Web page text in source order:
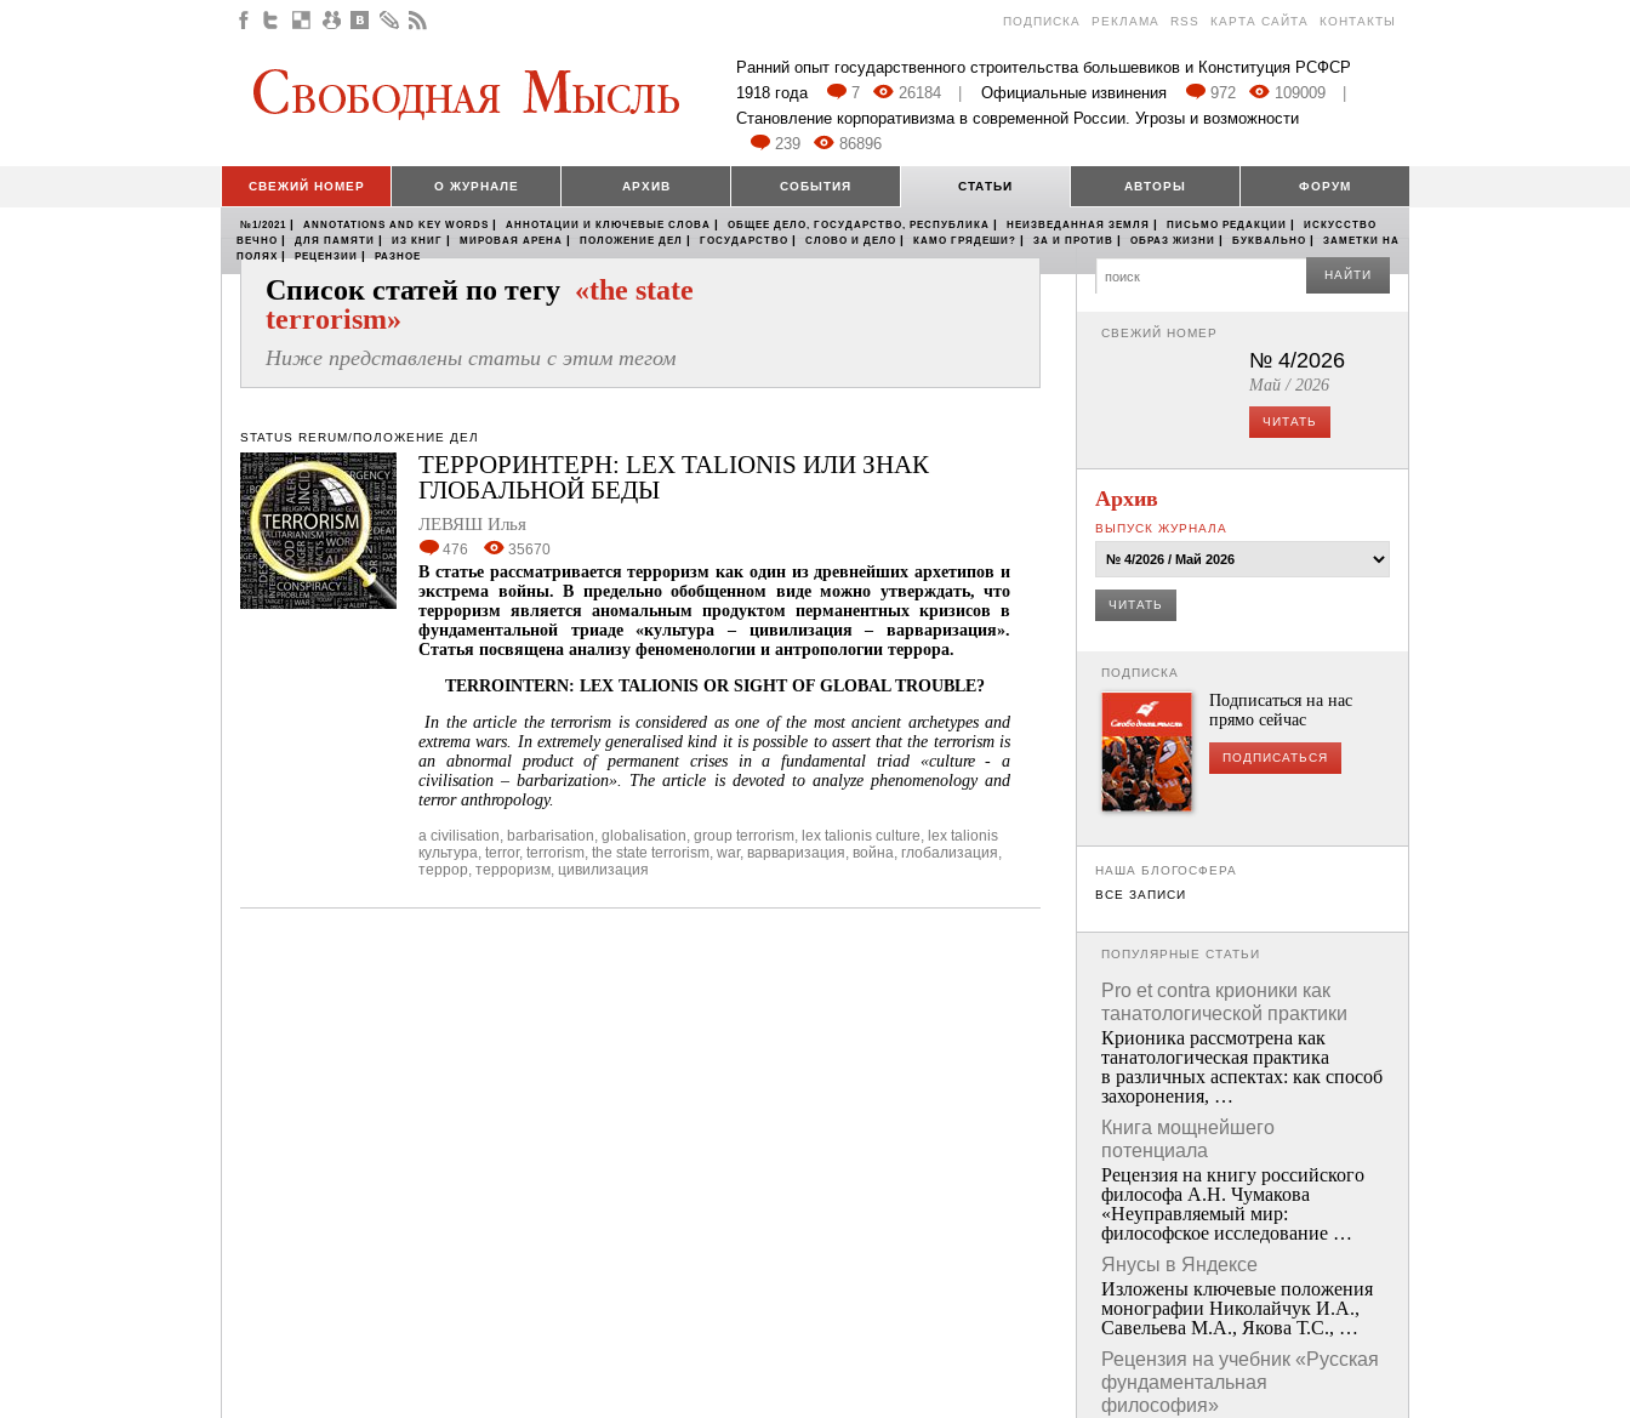
ПОДПИСКА РЕКЛАМА RSS КАРТА САЙТА КОНТАКТЫ
Ранний опыт государственного строительства большевиков и Конституция РСФСР
1918 года
7 26184 Официальные извинения 972 109009
Становление корпоративизма в современной России. Угрозы и возможности
239
86896
СВЕЖИЙ НОМЕР О ЖУРНАЛЕ АРХИВ СОБЫТИЯ СТАТЬИ АВТОРЫ ФОРУМ
№1/2021 | ANNOTATIONS AND KEY WORDS | АННОТАЦИИ И КЛЮЧЕВЫЕ СЛОВА | ОБЩЕЕ ДЕЛО, ГОСУДАРСТВО, РЕСПУБЛИКА | НЕИЗВЕДАННАЯ ЗЕМЛЯ | ПИСЬМО РЕДАКЦИИ |
ИСКУССТВО
ВЕЧНО | ДЛЯ ПАМЯТИ | ИЗ КНИГ | МИРОВАЯ АРЕНА | ПОЛОЖЕНИЕ ДЕЛ | ГОСУДАРСТВО | СЛОВО И ДЕЛО | КАМО ГРЯДЕШИ? | ЗА И ПРОТИВ | ОБРАЗ ЖИЗНИ | БУКВАЛЬНО |
ЗАМЕТКИ НА
ПОЛЯХ | РЕЦЕНЗИИ | РАЗНОЕ
Список статей по тегу «the state
terrorism»
Ниже представлены статьи с этим тегом
STATUS RERUM/ПОЛОЖЕНИЕ ДЕЛ
ТЕРРОРИНТЕРН: LEX TALIONIS ИЛИ ЗНАК
ГЛОБАЛЬНОЙ БЕДЫ
ЛЕВЯШ Илья
476 35670
В статье рассматривается терроризм как один из древнейших архетипов и
экстрема войны. В предельно обобщенном виде можно утверждать, что
терроризм является аномальным продуктом перманентных кризисов в
фундаментальной триаде «культура – цивилизация – варваризация».
Статья посвящена анализу феноменологии и антропологии террора.
TERROINTERN: LEX TALIONIS OR SIGHT OF GLOBAL TROUBLE?
In the article the terrorism is considered as one of the most ancient archetypes and
extrema wars. In extremely generalised kind it is possible to assert that the terrorism is
an abnormal product of permanent crises in a fundamental triad «culture - a
civilisation – barbarization». The article is devoted to analyze phenomenology and
terror anthropology.
a civilisation, barbarisation, globalisation, group terrorism, lex talionis culture, lex talionis
культура, terror, terrorism, the state terrorism, war, варваризация, война, глобализация,
террор, терроризм, цивилизация
НАЙТИ
СВЕЖИЙ НОМЕР
№ 4/2026
Май / 2026
ЧИТАТЬ
Архив
ВЫПУСК ЖУРНАЛА
ЧИТАТЬ
ПОДПИСКА
Подписаться на нас
прямо сейчас
ПОДПИСАТЬСЯ
НАША БЛОГОСФЕРА
ВСЕ ЗАПИСИ
ПОПУЛЯРНЫЕ СТАТЬИ
Pro et contra крионики как
танатологической практики
Крионика рассмотрена как
танатологическая практика
в различных аспектах: как способ
захоронения, …
Книга мощнейшего
потенциала
Рецензия на книгу российского
философа А.Н. Чумакова
«Неуправляемый мир:
философское исследование …
Янусы в Яндексе
Изложены ключевые положения
монографии Николайчук И.А.,
Савельева М.А., Якова Т.С., …
Рецензия на учебник «Русская
фундаментальная
философия»